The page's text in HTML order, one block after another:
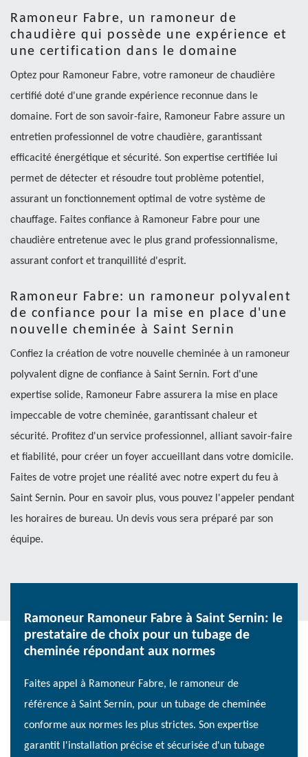
Ramoneur Fabre, un ramoneur de
chaudière qui possède une expérience et
une certification dans le domaine
Optez pour Ramoneur Fabre, votre ramoneur de chaudière
certifié doté d'une grande expérience reconnue dans le
domaine. Fort de son savoir-faire, Ramoneur Fabre assure un
entretien professionnel de votre chaudière, garantissant
efficacité énergétique et sécurité. Son expertise certifiée lui
permet de détecter et résoudre tout problème potentiel,
assurant un fonctionnement optimal de votre système de
chauffage. Faites confiance à Ramoneur Fabre pour une
chaudière entretenue avec le plus grand professionnalisme,
assurant confort et tranquillité d'esprit.
Ramoneur Fabre: un ramoneur polyvalent
de confiance pour la mise en place d'une
nouvelle cheminée à Saint Sernin
Confiez la création de votre nouvelle cheminée à un ramoneur
polyvalent digne de confiance à Saint Sernin. Fort d'une
expertise solide, Ramoneur Fabre assurera la mise en place
impeccable de votre cheminée, garantissant chaleur et
sécurité. Profitez d'un service professionnel, alliant savoir-faire
et fiabilité, pour créer un foyer accueillant dans votre domicile.
Faites de votre projet une réalité avec notre expert du feu à
Saint Sernin. Pour en savoir plus, vous pouvez l'appeler pendant
les horaires de bureau. Un devis vous sera préparé par son
équipe.
Ramoneur Ramoneur Fabre à Saint Sernin: le
prestataire de choix pour un tubage de
cheminée répondant aux normes
Faites appel à Ramoneur Fabre, le ramoneur de
référence à Saint Sernin, pour un tubage de cheminée
conforme aux normes les plus strictes. Son expertise
garantit l'installation précise et sécurisée d'un tubage